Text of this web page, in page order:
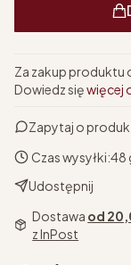
Za zakup produktu
Dowiedz sięwięcej
Zapytaj o
Czas wysyłki:48
Udostępnij
Dostawa od
z InPost